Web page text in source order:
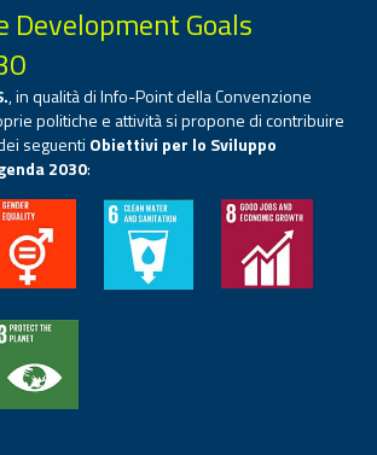
Development Goals
, in qualità di Info-Point della Convenzione
politiche e attività si propone di contribuire
seguenti Obiettivi per lo Sviluppo
2030: